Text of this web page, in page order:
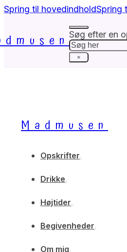
Spring til hovedindholdSpring
Søg efter en
Søg
×
Madmusen
Opskrifter
Drikke
Højtider
Begivenheder
Om mig